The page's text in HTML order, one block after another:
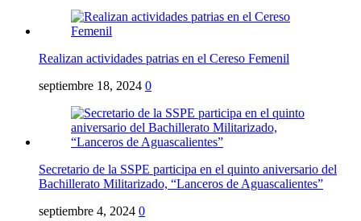
Realizan actividades patrias en el Cereso Femenil
septiembre 18, 2024 0
Secretario de la SSPE participa en el quinto aniversario del
Bachillerato Militarizado, “Lanceros de Aguascalientes”
septiembre 4, 2024 0